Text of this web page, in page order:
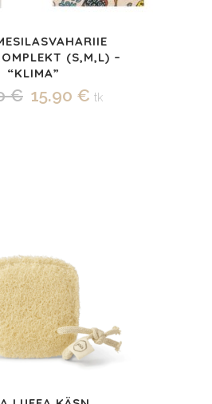
(S,M,L) –
“KLIMA”
€ Algne
15.90 € Praegune
tk